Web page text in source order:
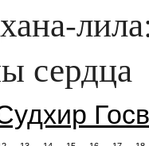
сердца